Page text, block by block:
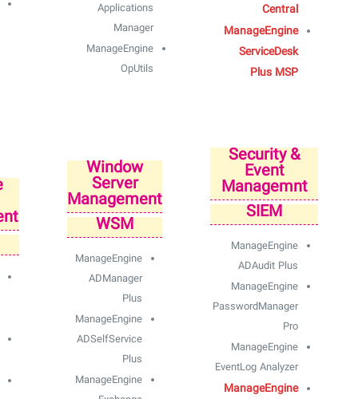
Central
ManageEngine
ServiceDesk
Plus MSP
Applications
Manager
ManageEngine
OpUtils
Security &
Event
Managemnt
SIEM
ManageEngine
ADAudit Plus
ManageEngine
PasswordManager
Pro
ManageEngine
EventLog Analyzer
ManageEngine
Window
Server
Management
WSM
ManageEngine
ADManager
Plus
ManageEngine
ADSelfService
Plus
ManageEngine